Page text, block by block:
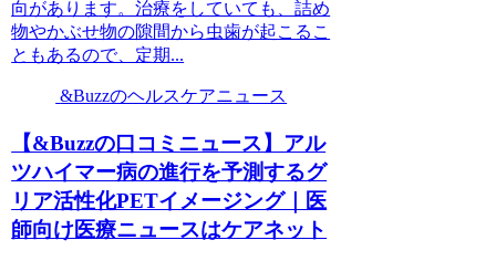
向があります。治療をしていても、詰め
物やかぶせ物の隙間から虫歯が起こるこ
ともあるので、定期...
&Buzzのヘルスケアニュース
【&Buzzの口コミニュース】アル
ツハイマー病の進行を予測するグ
リア活性化PETイメージング｜医
師向け医療ニュースはケアネット